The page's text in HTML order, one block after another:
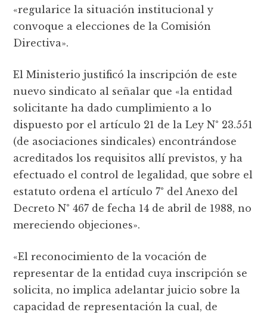
«regularice la situación institucional y
convoque a elecciones de la Comisión
Directiva».
El Ministerio justificó la inscripción de este
nuevo sindicato al señalar que «la entidad
solicitante ha dado cumplimiento a lo
dispuesto por el artículo 21 de la Ley N° 23.551
(de asociaciones sindicales) encontrándose
acreditados los requisitos allí previstos, y ha
efectuado el control de legalidad, que sobre el
estatuto ordena el artículo 7° del Anexo del
Decreto N° 467 de fecha 14 de abril de 1988, no
mereciendo objeciones».
«El reconocimiento de la vocación de
representar de la entidad cuya inscripción se
solicita, no implica adelantar juicio sobre la
capacidad de representación la cual, de